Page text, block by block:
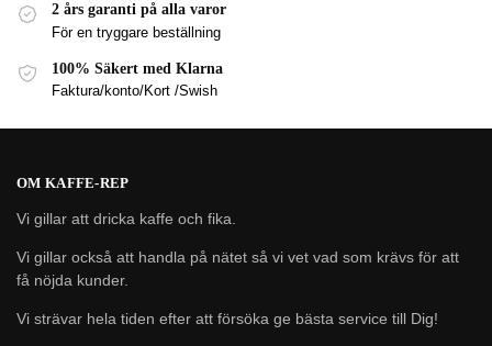
2 års garanti på alla varor
För en tryggare beställning
100% Säkert med Klarna
Faktura/konto/Kort /Swish
OM KAFFE-REP
Vi gillar att dricka kaffe och fika.
Vi gillar också att handla på nätet så vi vet vad som krävs för att
få nöjda kunder.
Vi strävar hela tiden efter att försöka ge bästa service till Dig!